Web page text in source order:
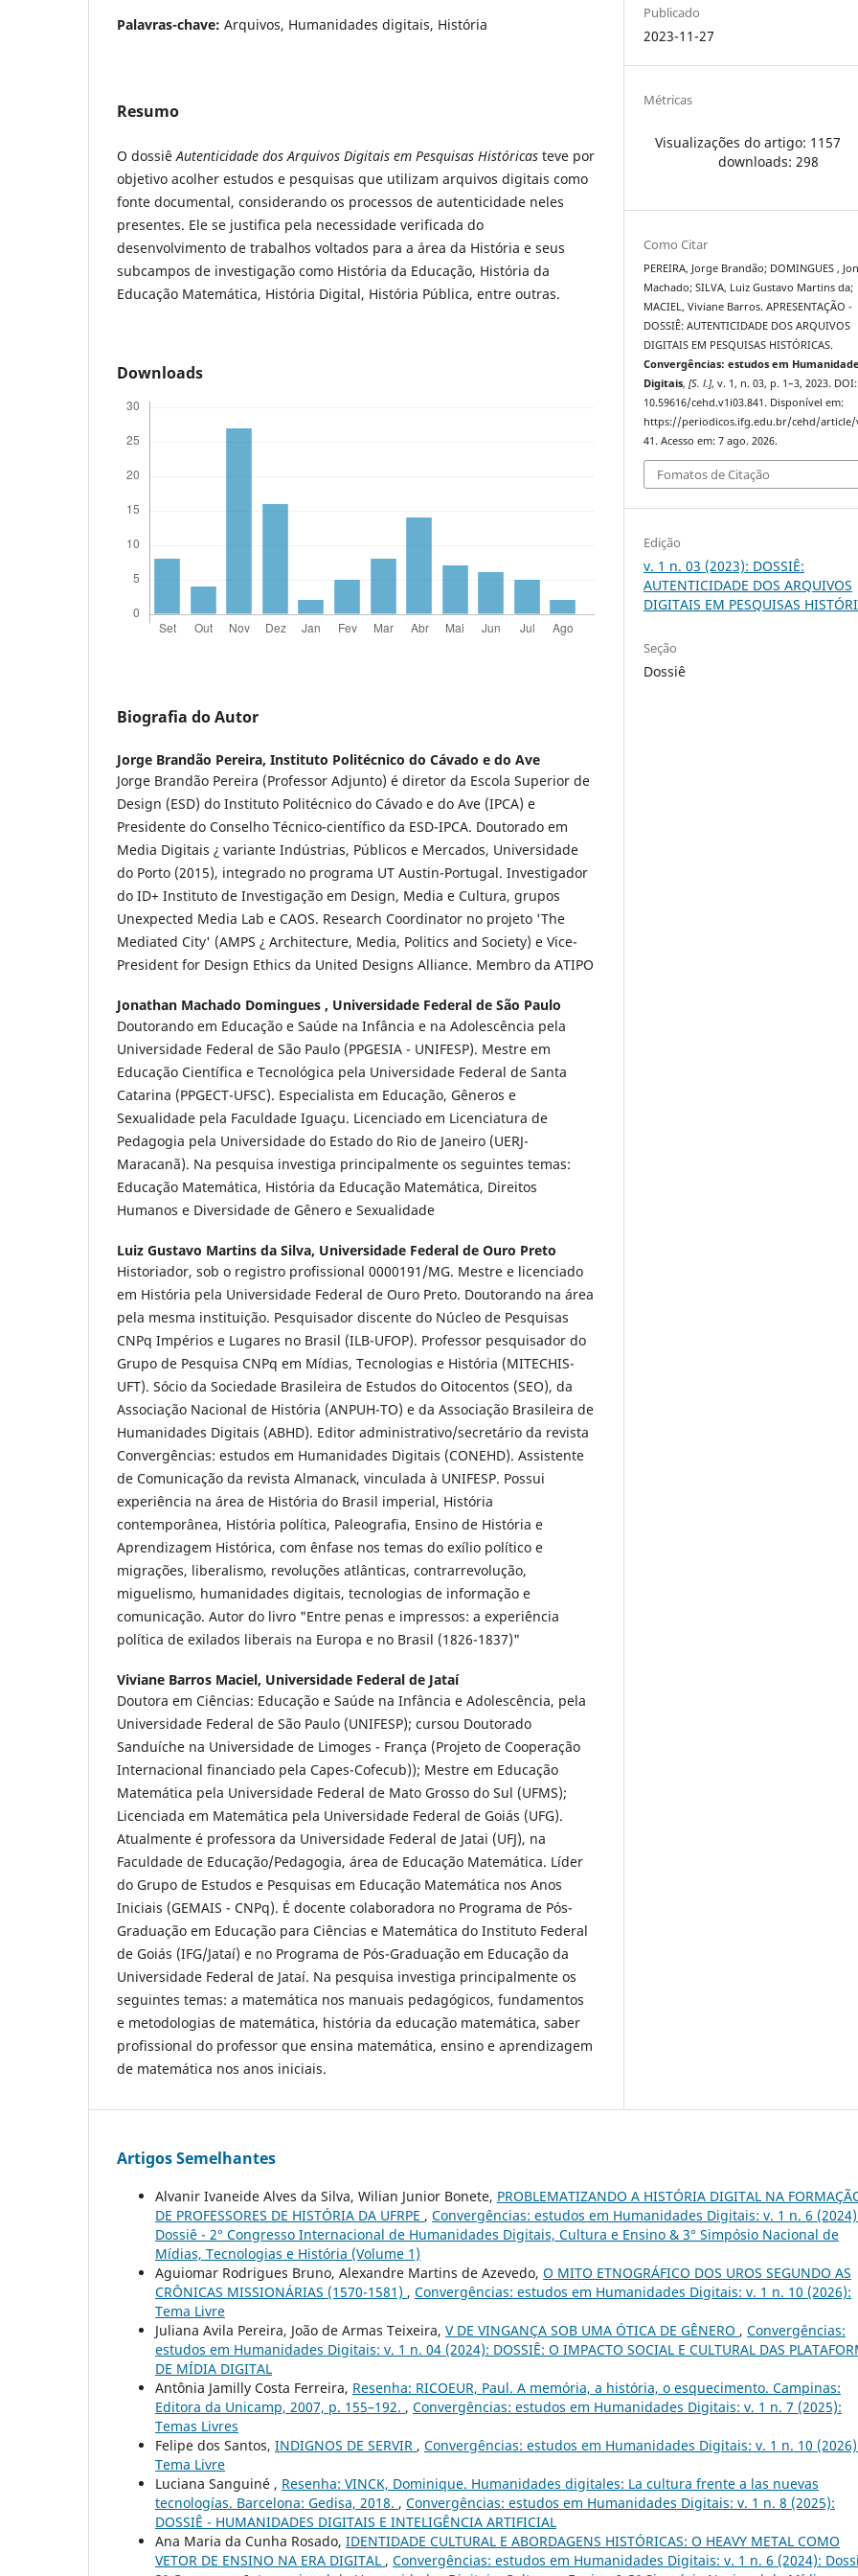
Palavras-chave: Arquivos, Humanidades digitais, História
Resumo
O dossiê Autenticidade dos Arquivos Digitais em Pesquisas Históricas teve por
objetivo acolher estudos e pesquisas que utilizam arquivos digitais como
fonte documental, considerando os processos de autenticidade neles
presentes. Ele se justifica pela necessidade verificada do
desenvolvimento de trabalhos voltados para a área da História e seus
subcampos de investigação como História da Educação, História da
Educação Matemática, História Digital, História Pública, entre outras.
Downloads
Biografia do Autor
Jorge Brandão Pereira, Instituto Politécnico do Cávado e do Ave
Jorge Brandão Pereira (Professor Adjunto) é diretor da Escola Superior de
Design (ESD) do Instituto Politécnico do Cávado e do Ave (IPCA) e
Presidente do Conselho Técnico-científico da ESD-IPCA. Doutorado em
Media Digitais ¿ variante Indústrias, Públicos e Mercados, Universidade
do Porto (2015), integrado no programa UT Austin-Portugal. Investigador
do ID+ Instituto de Investigação em Design, Media e Cultura, grupos
Unexpected Media Lab e CAOS. Research Coordinator no projeto 'The
Mediated City' (AMPS ¿ Architecture, Media, Politics and Society) e Vice-
President for Design Ethics da United Designs Alliance. Membro da ATIPO
Jonathan Machado Domingues , Universidade Federal de São Paulo
Doutorando em Educação e Saúde na Infância e na Adolescência pela
Universidade Federal de São Paulo (PPGESIA - UNIFESP). Mestre em
Educação Científica e Tecnológica pela Universidade Federal de Santa
Catarina (PPGECT-UFSC). Especialista em Educação, Gêneros e
Sexualidade pela Faculdade Iguaçu. Licenciado em Licenciatura de
Pedagogia pela Universidade do Estado do Rio de Janeiro (UERJ-
Maracanã). Na pesquisa investiga principalmente os seguintes temas:
Educação Matemática, História da Educação Matemática, Direitos
Humanos e Diversidade de Gênero e Sexualidade
Luiz Gustavo Martins da Silva, Universidade Federal de Ouro Preto
Historiador, sob o registro profissional 0000191/MG. Mestre e licenciado
em História pela Universidade Federal de Ouro Preto. Doutorando na área
pela mesma instituição. Pesquisador discente do Núcleo de Pesquisas
CNPq Impérios e Lugares no Brasil (ILB-UFOP). Professor pesquisador do
Grupo de Pesquisa CNPq em Mídias, Tecnologias e História (MITECHIS-
UFT). Sócio da Sociedade Brasileira de Estudos do Oitocentos (SEO), da
Associação Nacional de História (ANPUH-TO) e da Associação Brasileira de
Humanidades Digitais (ABHD). Editor administrativo/secretário da revista
Convergências: estudos em Humanidades Digitais (CONEHD). Assistente
de Comunicação da revista Almanack, vinculada à UNIFESP. Possui
experiência na área de História do Brasil imperial, História
contemporânea, História política, Paleografia, Ensino de História e
Aprendizagem Histórica, com ênfase nos temas do exílio político e
migrações, liberalismo, revoluções atlânticas, contrarrevolução,
miguelismo, humanidades digitais, tecnologias de informação e
comunicação. Autor do livro "Entre penas e impressos: a experiência
política de exilados liberais na Europa e no Brasil (1826-1837)"
Viviane Barros Maciel, Universidade Federal de Jataí
Doutora em Ciências: Educação e Saúde na Infância e Adolescência, pela
Universidade Federal de São Paulo (UNIFESP); cursou Doutorado
Sanduíche na Universidade de Limoges - França (Projeto de Cooperação
Internacional financiado pela Capes-Cofecub)); Mestre em Educação
Matemática pela Universidade Federal de Mato Grosso do Sul (UFMS);
Licenciada em Matemática pela Universidade Federal de Goiás (UFG).
Atualmente é professora da Universidade Federal de Jatai (UFJ), na
Faculdade de Educação/Pedagogia, área de Educação Matemática. Líder
do Grupo de Estudos e Pesquisas em Educação Matemática nos Anos
Iniciais (GEMAIS - CNPq). É docente colaboradora no Programa de Pós-
Graduação em Educação para Ciências e Matemática do Instituto Federal
de Goiás (IFG/Jataí) e no Programa de Pós-Graduação em Educação da
Universidade Federal de Jataí. Na pesquisa investiga principalmente os
seguintes temas: a matemática nos manuais pedagógicos, fundamentos
e metodologias de matemática, história da educação matemática, saber
profissional do professor que ensina matemática, ensino e aprendizagem
de matemática nos anos iniciais.
Publicado
2023-11-27
Métricas
Visualizações do artigo: 1157
downloads: 298
Como Citar
PEREIRA, Jorge Brandão; DOMINGUES ,
Machado; SILVA, Luiz Gustavo Martins da;
MACIEL, Viviane Barros. APRESENTAÇÃO -
DOSSIÊ: AUTENTICIDADE DOS ARQUIVOS
DIGITAIS EM PESQUISAS HISTÓRICAS.
Convergências: estudos em
Digitais,[S. l.], v. 1, n. 03, p. 1–3, 2023. DOI:
10.59616/cehd.v1i03.841. Disponível em:
https://periodicos.ifg.edu.br/cehd/
41. Acesso em: 7 ago. 2026.
Fomatos de Citação
Edição
v. 1 n. 03 (2023): DOSSIÊ:
AUTENTICIDADE DOS ARQUIVOS
DIGITAIS EM PESQUISAS
Seção
Dossiê
Artigos Semelhantes
Alvanir Ivaneide Alves da Silva, Wilian Junior Bonete, PROBLEMATIZANDO A HISTÓRIA DIGITAL NA
DE PROFESSORES DE HISTÓRIA DA UFRPE , Convergências: estudos em Humanidades Digitais: v. 1 n. 6
Dossiê - 2° Congresso Internacional de Humanidades Digitais, Cultura e Ensino & 3° Simpósio Nacional de
Mídias, Tecnologias e História (Volume 1)
Aguiomar Rodrigues Bruno, Alexandre Martins de Azevedo, O MITO ETNOGRÁFICO DOS UROS SEGUNDO AS
CRÔNICAS MISSIONÁRIAS (1570-1581) , Convergências: estudos em Humanidades Digitais: v. 1 n. 10 (2026):
Tema Livre
Juliana Avila Pereira, João de Armas Teixeira, V DE VINGANÇA SOB UMA ÓTICA DE GÊNERO , Convergências:
estudos em Humanidades Digitais: v. 1 n. 04 (2024): DOSSIÊ: O IMPACTO SOCIAL E CULTURAL DAS
DE MÍDIA DIGITAL
Antônia Jamilly Costa Ferreira, Resenha: RICOEUR, Paul. A memória, a história, o esquecimento. Campinas:
Editora da Unicamp, 2007, p. 155–192. , Convergências: estudos em Humanidades Digitais: v. 1 n. 7 (2025):
Temas Livres
Felipe dos Santos, INDIGNOS DE SERVIR , Convergências: estudos em Humanidades Digitais: v. 1 n. 10
Tema Livre
Luciana Sanguiné , Resenha: VINCK, Dominique. Humanidades digitales: La cultura frente a las nuevas
tecnologías. Barcelona: Gedisa, 2018. , Convergências: estudos em Humanidades Digitais: v. 1 n. 8 (2025):
DOSSIÊ - HUMANIDADES DIGITAIS E INTELIGÊNCIA ARTIFICIAL
Ana Maria da Cunha Rosado, IDENTIDADE CULTURAL E ABORDAGENS HISTÓRICAS: O HEAVY METAL COMO
VETOR DE ENSINO NA ERA DIGITAL , Convergências: estudos em Humanidades Digitais: v. 1 n. 6 (2024):